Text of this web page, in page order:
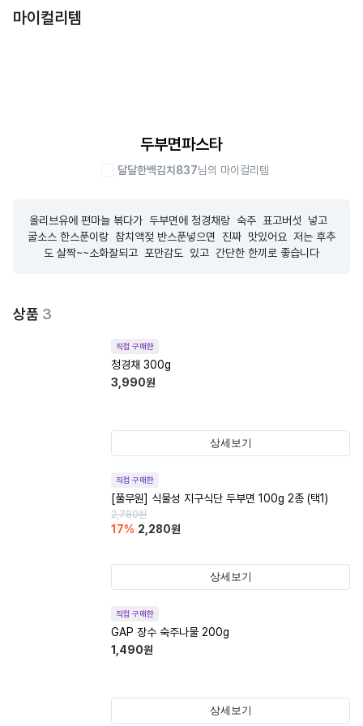
마이컬리템
두부면파스타
달달한백김치837님의 마이컬리템
올리브유에 편마늘 볶다가  두부면에 청경채랑  숙주  표고버섯  넣고
굴소스 한스푼이랑  참치액젖 반스푼넣으면  진짜  맛있어요  저는 후추
도 살짝~~소화잘되고  포만감도  있고  간단한 한끼로 좋습니다
상품 3
직접 구매한
청경채 300g
3,990원
상세보기
직접 구매한
[풀무원] 식물성 지구식단 두부면 100g 2종 (택1)
2,780원
17% 2,280원
상세보기
직접 구매한
GAP 장수 숙주나물 200g
1,490원
상세보기